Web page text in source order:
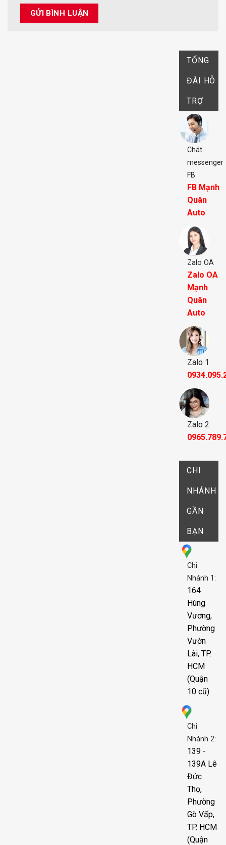
TỔNG
ĐÀI HỖ
TRỢ
Chát
messenger
FB
FB Mạnh
Quân
Auto
Zalo OA
Zalo OA
Mạnh
Quân
Auto
Zalo 1
Zalo 2
CHI
NHÁNH
GẦN
BẠN
Chi
Nhánh 1:
164
Hùng
Vương,
Phường
Vườn
Lài, TP.
HCM
(Quận
10 cũ)
Chi
Nhánh 2:
139 -
139A Lê
Đức
Thọ,
Phường
Gò Vấp,
TP. HCM
(Quận